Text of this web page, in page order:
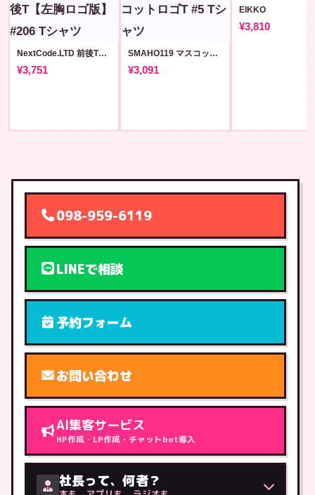
NextCode.LTD 前後T【左胸ロゴ版】#206
¥3,751
SMAHO119 マスコットロゴT #5
¥3,091
EIKKO
¥3,810
098-959-6119
LINEで相談
予約フォーム
お問い合わせ
AI集客サービス
HP作成・LP作成・チャットbot導入
社長って、何者？